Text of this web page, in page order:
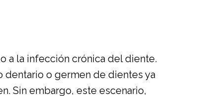
a la infección crónica del diente.
o germen de dientes ya
Sin embargo, este escenario,